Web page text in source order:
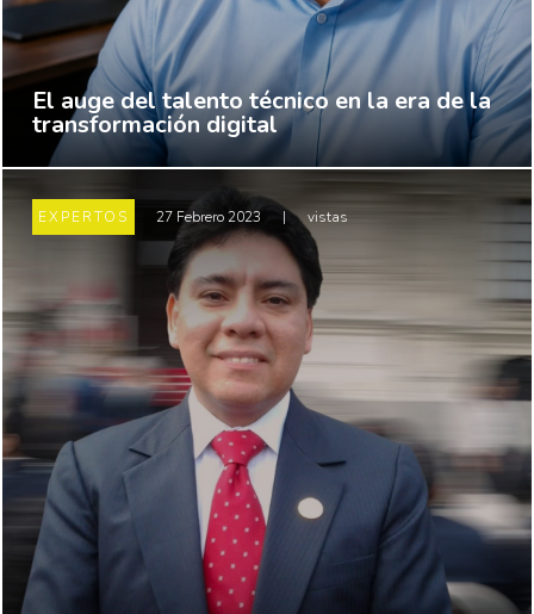
El auge del talento técnico en la era de la
transformación digital
EXPERTOS 27 Febrero 2023 | vistas